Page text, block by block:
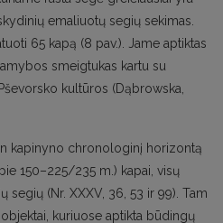
emaliuotų segių sekimas.
65 kapą (8 pav.). Jame aptiktas
smeigtukas kartu su
kultūros (Dąbrowska,
kapinyno chronologinį horizontą
150–225/235 m.) kapai, visų
segių (Nr. XXXV, 36, 53 ir 99). Tam
kuriuose aptikta būdingų